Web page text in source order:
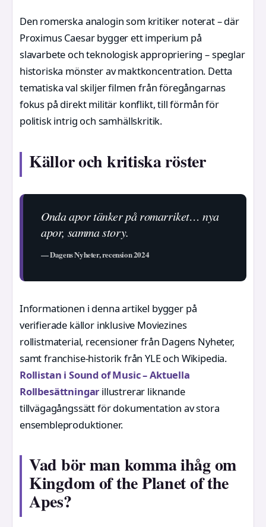
Den romerska analogin som kritiker noterat – där
Proximus Caesar bygger ett imperium på
slavarbete och teknologisk appropriering – speglar
historiska mönster av maktkoncentration. Detta
tematiska val skiljer filmen från föregångarnas
fokus på direkt militär konflikt, till förmån för
politisk intrig och samhällskritik.
Källor och kritiska röster
Onda apor tänker på romarriket… nya
apor, samma story.
— Dagens Nyheter, recension 2024
Informationen i denna artikel bygger på
verifierade källor inklusive Moviezines
rollistmaterial, recensioner från Dagens Nyheter,
samt franchise-historik från YLE och Wikipedia.
Rollistan i Sound of Music – Aktuella
Rollbesättningar illustrerar liknande
tillvägagångssätt för dokumentation av stora
ensembleproduktioner.
Vad bör man komma ihåg om
Kingdom of the Planet of the
Apes?